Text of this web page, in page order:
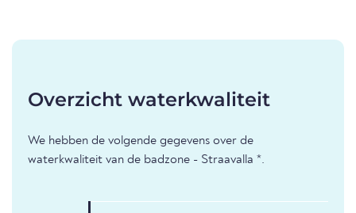
Overzicht waterkwaliteit
We hebben de volgende gegevens over de
waterkwaliteit van de badzone - Straavalla *.